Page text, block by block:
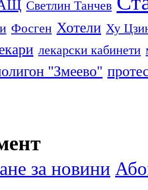
Светлин Танчев
Фосген Хотели Ху
лекарски кабинети
"Змеево"
за новини